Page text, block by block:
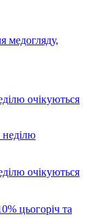
медогляду,
очікуються
очікуються